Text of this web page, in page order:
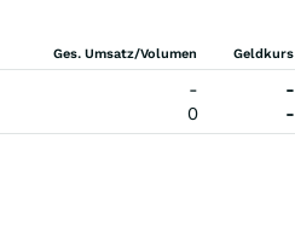
Ges. Umsatz/Volumen Geldkurs
-
0
-
-